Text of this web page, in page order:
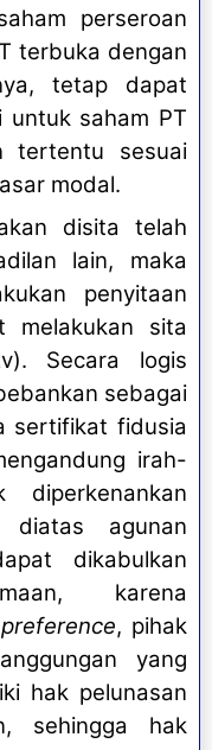
perseroan
terbuka dengan
tetap dapat
untuk saham PT
tertentu sesuai
modal.
disita telah
lain, maka
penyitaan
melakukan sita
Secara logis
sebagai
sertifikat fidusia
irah-
diatas agunan
dikabulkan
karena
, pihak
yang
hak pelunasan
sehingga hak